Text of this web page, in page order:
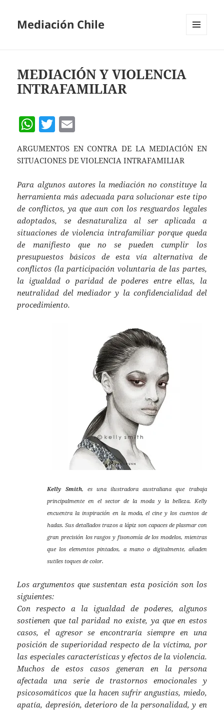
Mediación Chile
MEDIACIÓN Y VIOLENCIA
INTRAFAMILIAR
W
h
at
A
p
p
T
w
itt
m
ai
ARGUMENTOS EN CONTRA DE LA MEDIACIÓN EN
SITUACIONES DE VIOLENCIA INTRAFAMILIAR
Para algunos autores la mediación no constituye la
herramienta más adecuada para solucionar este tipo
de conflictos, ya que aun con los resguardos legales
adoptados, se desnaturaliza al ser aplicada a
situaciones de violencia intrafamiliar porque queda
de manifiesto que no se pueden cumplir los
presupuestos básicos de esta vía alternativa de
conflictos (la participación voluntaria de las partes,
la igualdad o paridad de poderes entre ellas, la
neutralidad del mediador y la confidencialidad del
procedimiento.
Kelly Smith, es una ilustradora australiana que trabaja
principalmente en el sector de la moda y la belleza. Kelly
encuentra la inspiración en la moda, el cine y los cuentos de
hadas. Sus detallados trazos a lápiz son capaces de plasmar con
gran precisión los rasgos y fisonomía de los modelos, mientras
que los elementos pintados, a mano o digitalmente, añaden
sutiles toques de color.
Los argumentos que sustentan esta posición son los
siguientes:
Con respecto a la igualdad de poderes, algunos
sostienen que tal paridad no existe, ya que en estos
casos, el agresor se encontraría siempre en una
posición de superioridad respecto de la víctima, por
las especiales características y efectos de la violencia.
Muchos de estos casos generan en la persona
afectada una serie de trastornos emocionales y
psicosomáticos que la hacen sufrir angustias, miedo,
apatía, depresión, deterioro de la personalidad, y en